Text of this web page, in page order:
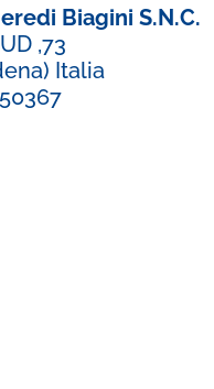
Biagini S.N.C.
,73
Italia